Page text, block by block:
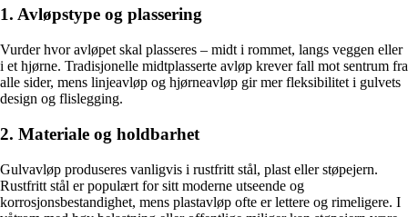
1. Avløpstype og plassering
Vurder hvor avløpet skal plasseres – midt i rommet, langs veggen eller
i et hjørne. Tradisjonelle midtplasserte avløp krever fall mot sentrum fra
alle sider, mens linjeavløp og hjørneavløp gir mer fleksibilitet i gulvets
design og flislegging.
2. Materiale og holdbarhet
Gulvavløp produseres vanligvis i rustfritt stål, plast eller støpejern.
Rustfritt stål er populært for sitt moderne utseende og
korrosjonsbestandighet, mens plastavløp ofte er lettere og rimeligere. I